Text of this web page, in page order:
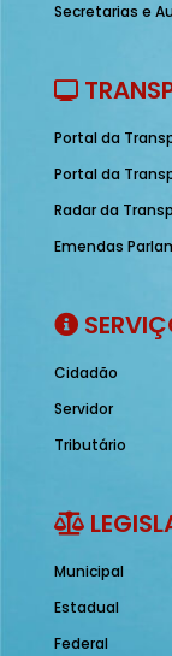
Secretarias e
Portal da
Portal da
Radar da
Emendas
Cidadão
Servidor
Tributário
Municipal
Estadual
Federal